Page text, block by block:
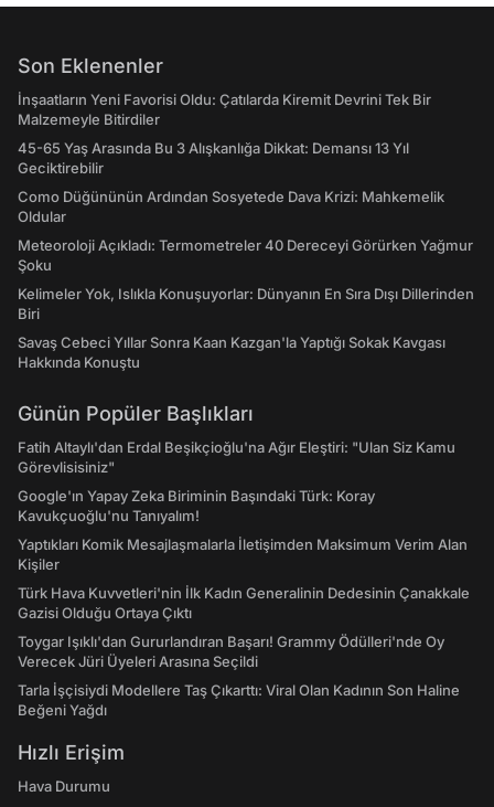
Son Eklenenler
İnşaatların Yeni Favorisi Oldu: Çatılarda Kiremit Devrini Tek Bir
Malzemeyle Bitirdiler
45-65 Yaş Arasında Bu 3 Alışkanlığa Dikkat: Demansı 13 Yıl
Geciktirebilir
Como Düğününün Ardından Sosyetede Dava Krizi: Mahkemelik
Oldular
Meteoroloji Açıkladı: Termometreler 40 Dereceyi Görürken Yağmur
Şoku
Kelimeler Yok, Islıkla Konuşuyorlar: Dünyanın En Sıra Dışı Dillerinden
Biri
Savaş Cebeci Yıllar Sonra Kaan Kazgan'la Yaptığı Sokak Kavgası
Hakkında Konuştu
Günün Popüler Başlıkları
Fatih Altaylı'dan Erdal Beşikçioğlu'na Ağır Eleştiri: "Ulan Siz Kamu
Görevlisisiniz"
Google'ın Yapay Zeka Biriminin Başındaki Türk: Koray
Kavukçuoğlu'nu Tanıyalım!
Yaptıkları Komik Mesajlaşmalarla İletişimden Maksimum Verim Alan
Kişiler
Türk Hava Kuvvetleri'nin İlk Kadın Generalinin Dedesinin Çanakkale
Gazisi Olduğu Ortaya Çıktı
Toygar Işıklı'dan Gururlandıran Başarı! Grammy Ödülleri'nde Oy
Verecek Jüri Üyeleri Arasına Seçildi
Tarla İşçisiydi Modellere Taş Çıkarttı: Viral Olan Kadının Son Haline
Beğeni Yağdı
Hızlı Erişim
Hava Durumu